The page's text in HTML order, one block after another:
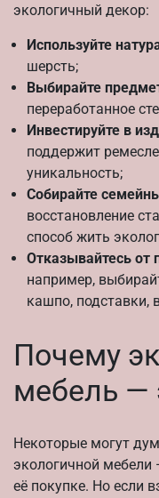
экологичный декор:
Используйте
шерсть;
Выбирайте
переработанное
Инвестируйте в
поддержит
уникальность;
Собирайте
восстановление
способ жить
Отказывайтесь от
например,
кашпо, подставки,
Почему
мебель —
Некоторые могут
экологичной мебели
её покупке. Но если